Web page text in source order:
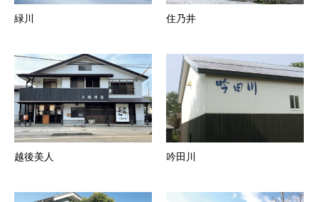
緑川 住乃井
越後美人 吟田川